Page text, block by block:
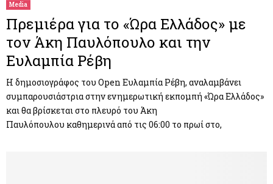
Media
Πρεμιέρα για το «Ώρα Ελλάδος» με
τον Άκη Παυλόπουλο και την
Ευλαμπία Ρέβη
Η δημοσιογράφος του Open Ευλαμπία Ρέβη, αναλαμβάνει
συμπαρουσιάστρια στην ενημερωτική εκπομπή «Ώρα Ελλάδος»
και θα βρίσκεται στο πλευρό του Άκη
Παυλόπουλου καθημερινά από τις 06:00 το πρωί στο,